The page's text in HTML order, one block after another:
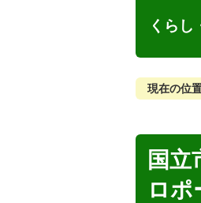
くらし
現在の位
国立
ロポ